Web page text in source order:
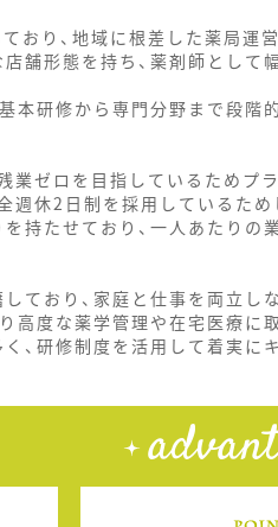
り、地域に根差した薬局運
舗形態を持ち、薬剤師として
本研修から専門分野まで段階
ゼロを目指しているためプ
休2日制を採用しているため
持たせており、一人あたりの
ており、家庭と仕事を両立し
度な薬学管理や在宅医療に
、研修制度を活用して着実に